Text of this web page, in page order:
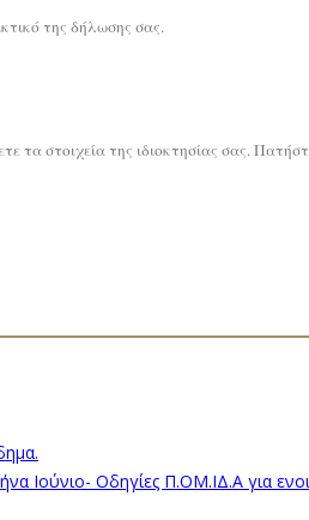
της δήλωσης σας.
τα στοιχεία της ιδιοκτησίας σας.
Ιούνιο- Οδηγίες Π.ΟΜ.ΙΔ.Α για